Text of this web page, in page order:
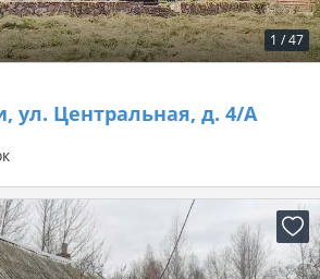
1 /47
ул. Центральная, д. 4/А